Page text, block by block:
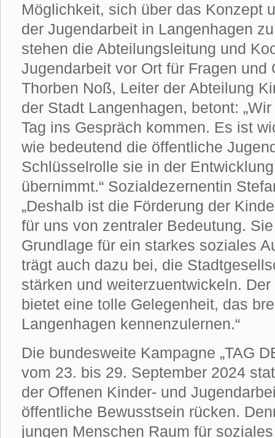
Möglichkeit, sich über das Konzept
der Jugendarbeit in Langenhagen
stehen die Abteilungsleitung und
Jugendarbeit vor Ort für Fragen und
Thorben Noß, Leiter der Abteilung
der Stadt Langenhagen, betont:
Tag ins Gespräch kommen. Es ist
wie bedeutend die öffentliche
Schlüsselrolle sie in der
übernimmt.“ Sozialdezernentin
„Deshalb ist die Förderung der
für uns von zentraler Bedeutung.
Grundlage für ein starkes soziales
trägt auch dazu bei, die
stärken und weiterzuentwickeln.
bietet eine tolle Gelegenheit, das
Langenhagen kennenzulernen.“
Die bundesweite Kampagne „TAG
vom 23. bis 29. September 2024
der Offenen Kinder- und
öffentliche Bewusstsein rücken.
jungen Menschen Raum für